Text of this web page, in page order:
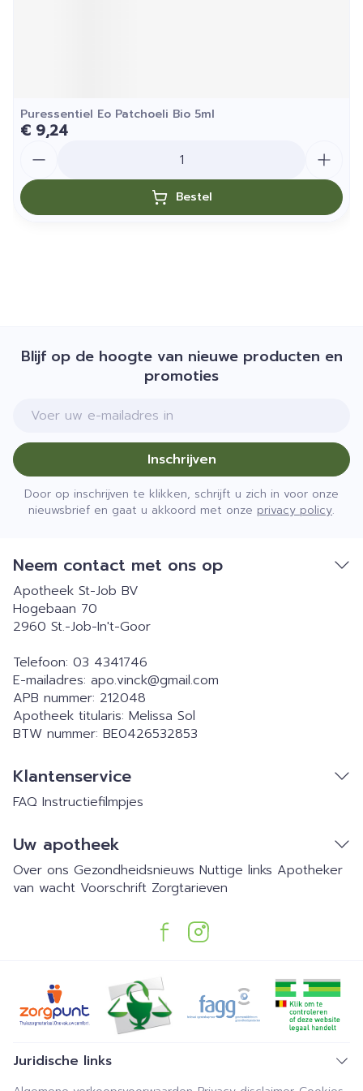
Puressentiel Eo Patchoeli Bio 5ml
€ 9,24
Bestel
Blijf op de hoogte van nieuwe producten en
promoties
E-mail adres
Inschrijven
Door op inschrijven te klikken, schrijft u zich in voor onze
nieuwsbrief en gaat u akkoord met onze privacy policy.
Neem contact met ons op
Apotheek St-Job BV
Hogebaan 70
2960 St.-Job-In't-Goor
Telefoon: 03 4341746
E-mailadres: apo.vinck@gmail.com
APB nummer: 212048
Apotheek titularis: Melissa Sol
BTW nummer: BE0426532853
Klantenservice
FAQ Instructiefilmpjes
Uw apotheek
Over ons Gezondheidsnieuws Nuttige links Apotheker
van wacht Voorschrift Zorgtarieven
Juridische links